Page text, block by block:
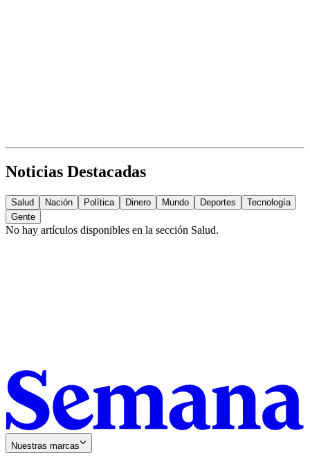
Noticias Destacadas
Salud Nación Política Dinero Mundo Deportes
Tecnología
Gente
No hay artículos disponibles en la sección Salud.
Nuestras marcas